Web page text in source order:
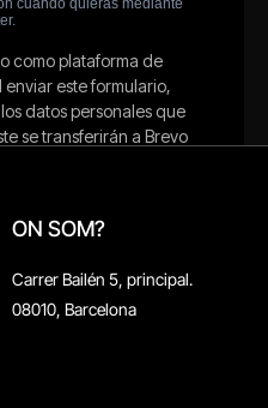
ON SOM?
Carrer Bailén 5, principal.
08010, Barcelona